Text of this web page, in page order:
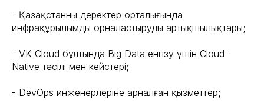
- Қазақстанның деректер орталығында
инфрақұрылымды орналастырудың артықшылықтары;
- VK Cloud бұлтында Big Data енгізу үшін Cloud-
Native тәсілі мен кейстері;
- DevOps инженерлеріне арналған қызметтер;